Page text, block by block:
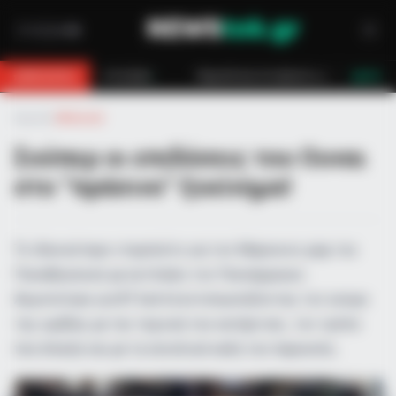
Σούπερ οι επιδόσεις του Ουναι
στο “πράσινο” ξεκίνημα!